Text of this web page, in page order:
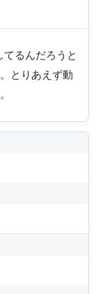
るんだろうと
とりあえず動